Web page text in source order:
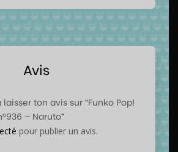
Avis
ton avis sur “Funko Pop!
– Naruto”
pour publier un avis.